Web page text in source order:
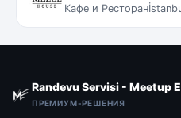
Кафе и Ресторан
Randevu Servisi - Meetup
ПРЕМИУМ-РЕШЕНИЯ